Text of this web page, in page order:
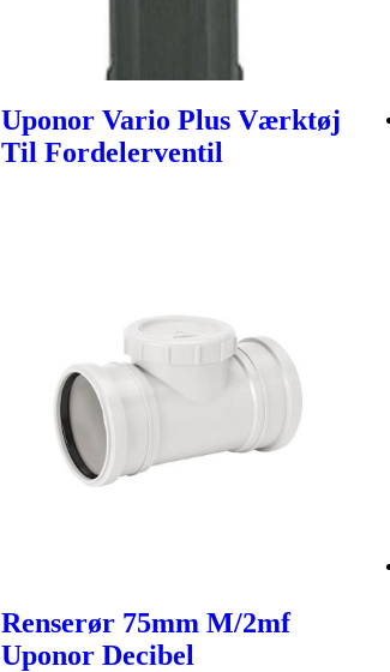
Uponor Vario Plus Værktøj
Til Fordelerventil
Renserør 75mm M/2mf
Uponor Decibel